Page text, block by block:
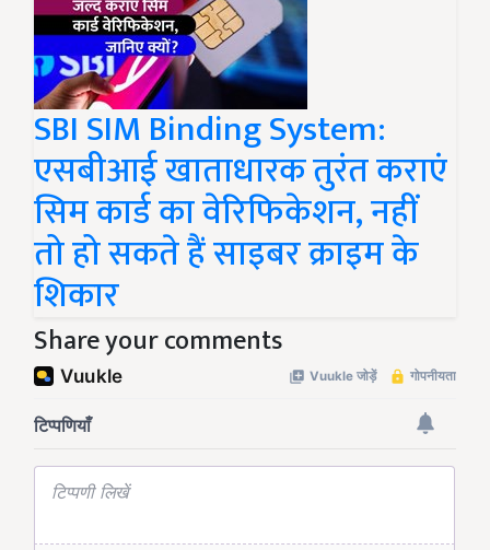
SBI SIM Binding System:
एसबीआई खाताधारक तुरंत कराएं
सिम कार्ड का वेरिफिकेशन, नहीं
तो हो सकते हैं साइबर क्राइम के
शिकार
Share your comments